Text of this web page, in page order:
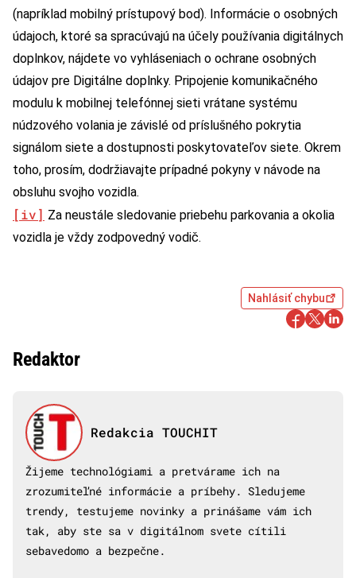
(napríklad mobilný prístupový bod). Informácie o osobných
údajoch, ktoré sa spracúvajú na účely používania digitálnych
doplnkov, nájdete vo vyhláseniach o ochrane osobných
údajov pre Digitálne doplnky. Pripojenie komunikačného
modulu k mobilnej telefónnej sieti vrátane systému
núdzového volania je závislé od príslušného pokrytia
signálom siete a dostupnosti poskytovateľov siete. Okrem
toho, prosím, dodržiavajte prípadné pokyny v návode na
obsluhu svojho vozidla.
[iv] Za neustále sledovanie priebehu parkovania a okolia
vozidla je vždy zodpovedný vodič.
Nahlásiť chybu
Redaktor
Redakcia TOUCHIT
Žijeme technológiami a pretvárame ich na
zrozumiteľné informácie a príbehy. Sledujeme
trendy, testujeme novinky a prinášame vám ich
tak, aby ste sa v digitálnom svete cítili
sebavedomo a bezpečne.